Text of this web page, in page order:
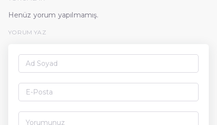
Henüz yorum yapılmamış.
YORUM YAZ